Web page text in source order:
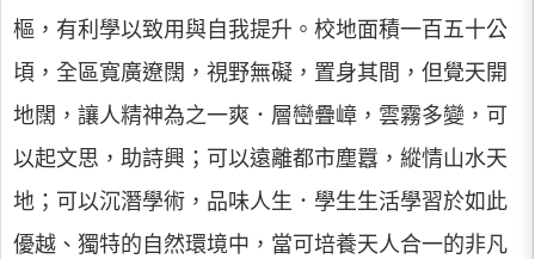
樞，有利學以致用與自我提升。校地面積一百五十公
頃，全區寬廣遼闊，視野無礙，置身其間，但覺天開
地闊，讓人精神為之一爽．層巒疊嶂，雲霧多變，可
以起文思，助詩興；可以遠離都市塵囂，縱情山水天
地；可以沉潛學術，品味人生．學生生活學習於如此
優越、獨特的自然環境中，當可培養天人合一的非凡